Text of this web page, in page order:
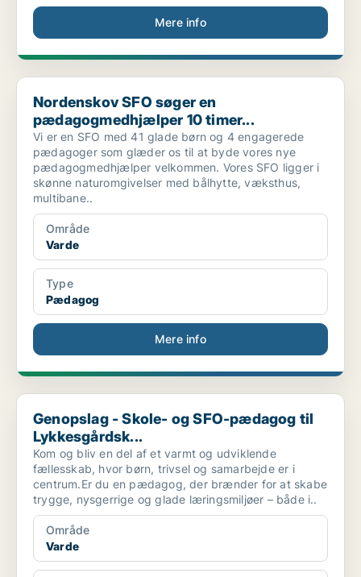
Mere info
Nordenskov SFO søger en pædagogmedhjælper 10 timer...
Nordenskov SFO søger en
pædagogmedhjælper 10 timer...
Vi er en SFO med 41 glade børn og 4 engagerede
pædagoger som glæder os til at byde vores nye
pædagogmedhjælper velkommen. Vores SFO ligger i
skønne naturomgivelser med bålhytte, væksthus,
multibane..
Område
Varde
Type
Pædagog
Mere info
Genopslag - Skole- og SFO-pædagog til Lykkesgårdsk...
Genopslag - Skole- og SFO-pædagog til
Lykkesgårdsk...
Kom og bliv en del af et varmt og udviklende
fællesskab, hvor børn, trivsel og samarbejde er i
centrum.Er du en pædagog, der brænder for at skabe
trygge, nysgerrige og glade læringsmiljøer – både i..
Område
Varde